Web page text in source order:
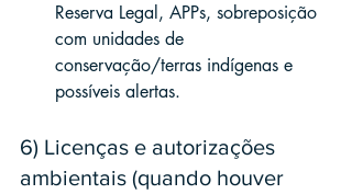
Reserva Legal, APPs, sobreposição
com unidades de
conservação/terras indígenas e
possíveis alertas.
6) Licenças e autorizações
ambientais (quando houver